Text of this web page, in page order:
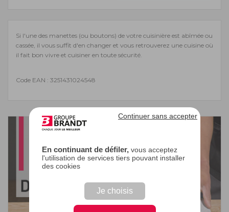
En continuant de défiler,vous acceptez
l'utilisation de services tiers pouvant installer
des cookies
Je choisis
Continuer sans accepter
Si l'une des manettes (ou boutons) de votre cuisinière est abîmée ou
cassée, il vous suffit d'en changer et vous retrouverez une cuisine où
il fait bon vivre et cuisiner en toute sécurité.
Code EAN : 3251431024548